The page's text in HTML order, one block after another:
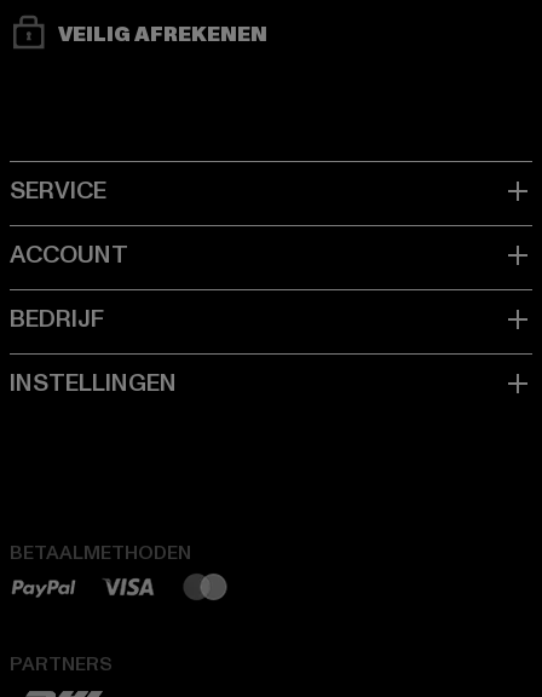
VEILIG AFREKENEN
BETAALMETHODEN
PARTNERS